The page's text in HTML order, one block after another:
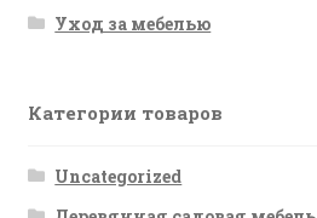
Уход за мебелью
Категории товаров
Uncategorized